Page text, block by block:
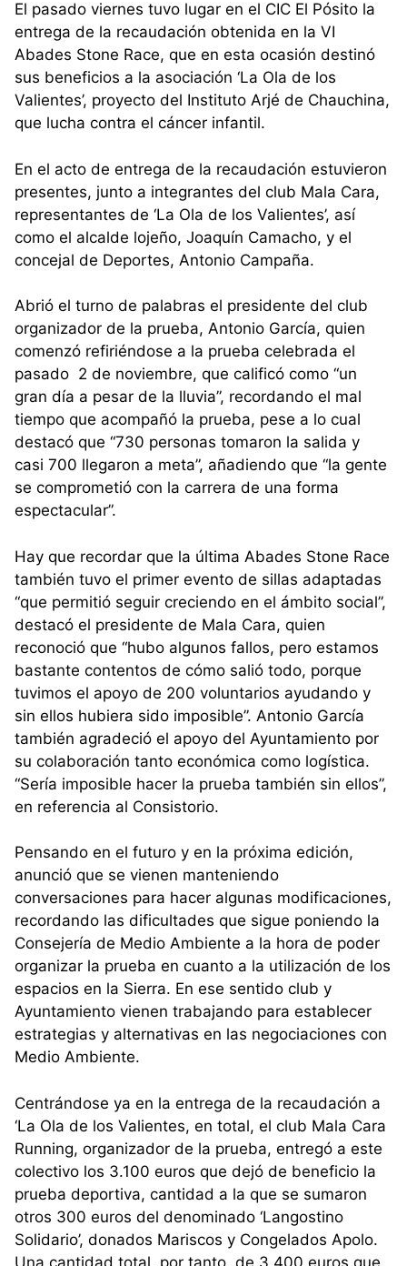
El pasado viernes tuvo lugar en el CIC El Pósito la
entrega de la recaudación obtenida en la VI
Abades Stone Race, que en esta ocasión destinó
sus beneficios a la asociación ‘La Ola de los
Valientes’, proyecto del Instituto Arjé de Chauchina,
que lucha contra el cáncer infantil.
En el acto de entrega de la recaudación estuvieron
presentes, junto a integrantes del club Mala Cara,
representantes de ‘La Ola de los Valientes’, así
como el alcalde lojeño, Joaquín Camacho, y el
concejal de Deportes, Antonio Campaña.
Abrió el turno de palabras el presidente del club
organizador de la prueba, Antonio García, quien
comenzó refiriéndose a la prueba celebrada el
pasado 2 de noviembre, que calificó como “un
gran día a pesar de la lluvia”, recordando el mal
tiempo que acompañó la prueba, pese a lo cual
destacó que “730 personas tomaron la salida y
casi 700 llegaron a meta”, añadiendo que “la gente
se comprometió con la carrera de una forma
espectacular”.
Hay que recordar que la última Abades Stone Race
también tuvo el primer evento de sillas adaptadas
“que permitió seguir creciendo en el ámbito social”,
destacó el presidente de Mala Cara, quien
reconoció que “hubo algunos fallos, pero estamos
bastante contentos de cómo salió todo, porque
tuvimos el apoyo de 200 voluntarios ayudando y
sin ellos hubiera sido imposible”. Antonio García
también agradeció el apoyo del Ayuntamiento por
su colaboración tanto económica como logística.
“Sería imposible hacer la prueba también sin ellos”,
en referencia al Consistorio.
Pensando en el futuro y en la próxima edición,
anunció que se vienen manteniendo
conversaciones para hacer algunas modificaciones,
recordando las dificultades que sigue poniendo la
Consejería de Medio Ambiente a la hora de poder
organizar la prueba en cuanto a la utilización de los
espacios en la Sierra. En ese sentido club y
Ayuntamiento vienen trabajando para establecer
estrategias y alternativas en las negociaciones con
Medio Ambiente.
Centrándose ya en la entrega de la recaudación a
‘La Ola de los Valientes, en total, el club Mala Cara
Running, organizador de la prueba, entregó a este
colectivo los 3.100 euros que dejó de beneficio la
prueba deportiva, cantidad a la que se sumaron
otros 300 euros del denominado ‘Langostino
Solidario’, donados Mariscos y Congelados Apolo.
Una cantidad total, por tanto, de 3.400 euros que,